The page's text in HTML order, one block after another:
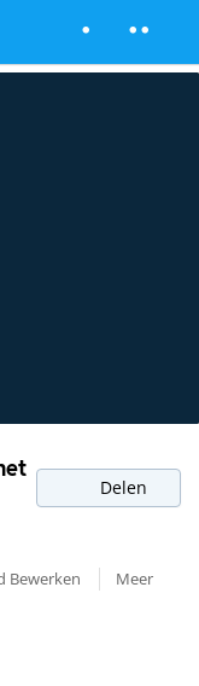
Delen
Bewerken
Meer